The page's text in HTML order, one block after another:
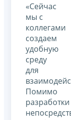
«Сейчас
мы с
коллегами
создаем
удобную
среду
для
Помимо
разработки